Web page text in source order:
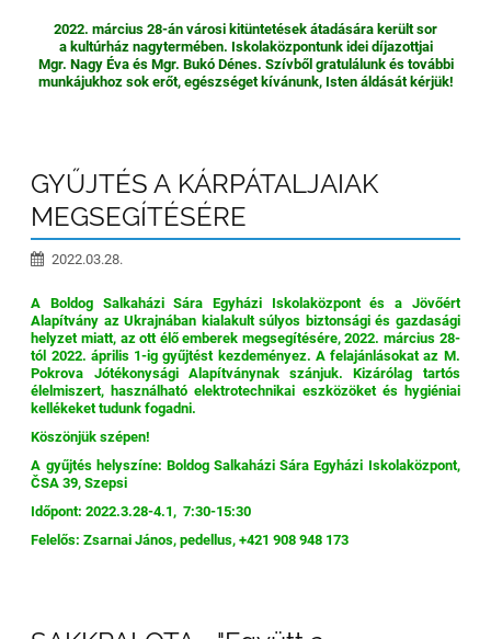
2022. március 28-án városi kitüntetések átadására került sor
a kultúrház nagytermében. Iskolaközpontunk idei díjazottjai
Mgr. Nagy Éva és Mgr. Bukó Dénes. Szívből gratulálunk és további
munkájukhoz sok erőt, egészséget kívánunk, Isten áldását kérjük!
GYŰJTÉS A KÁRPÁTALJAIAK
MEGSEGÍTÉSÉRE
2022.03.28.
A Boldog Salkaházi Sára Egyházi Iskolaközpont és a Jövőért
Alapítvány az Ukrajnában kialakult súlyos biztonsági és gazdasági
helyzet miatt, az ott élő emberek megsegítésére, 2022. március 28-
tól 2022. április 1-ig gyűjtést kezdeményez. A felajánlásokat az M.
Pokrova Jótékonysági Alapítványnak szánjuk. Kizárólag tartós
élelmiszert, használható elektrotechnikai eszközöket és hygiéniai
kellékeket tudunk fogadni.
Köszönjük szépen!
A gyűjtés helyszíne: Boldog Salkaházi Sára Egyházi Iskolaközpont,
ČSA 39, Szepsi
Időpont: 2022.3.28-4.1, 7:30-15:30
Felelős: Zsarnai János, pedellus, +421 908 948 173